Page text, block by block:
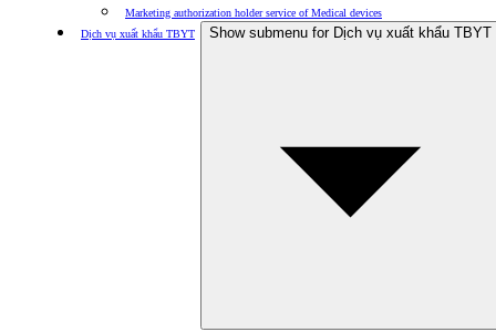
Marketing authorization holder service of Medical devices
Dịch vụ xuất khẩu TBYT
Show submenu for Dịch vụ xuất khẩu TBYT